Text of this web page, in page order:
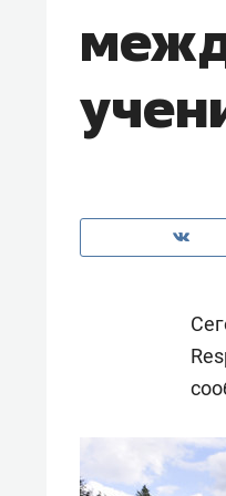
Как ГК
создают
комфорта